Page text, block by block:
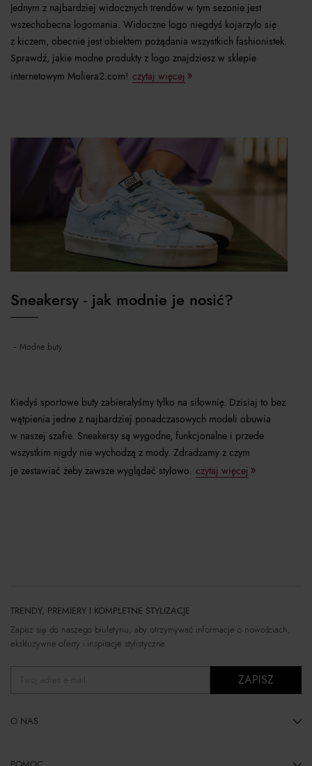
Jednym z najbardziej widocznych trendów w tym sezonie jest
wszechobecna logomania. Widoczne logo niegdyś kojarzyło się
z kiczem, obecnie jest obiektem pożądania wszystkich fashionistek.
Sprawdź, jakie modne produkty z logo znajdziesz w sklepie
internetowym Moliera2.com! czytaj więcej
Sneakersy - jak modnie je nosić?
modne buty
Kiedyś sportowe buty zabierałyśmy tylko na siłownię. Dzisiaj to bez
wątpienia jedne z najbardziej ponadczasowych modeli obuwia
w naszej szafie. Sneakersy są wygodne, funkcjonalne i przede
wszystkim nigdy nie wychodzą z mody. Zdradzamy z czym
je zestawiać żeby zawsze wyglądać stylowo. czytaj więcej
TRENDY, PREMIERY I KOMPLETNE STYLIZACJE
Zapisz się do naszego biuletynu, aby otrzymywać informacje o nowościach,
ekskluzywne oferty i inspiracje stylistyczne.
ZAPISZ
O NAS